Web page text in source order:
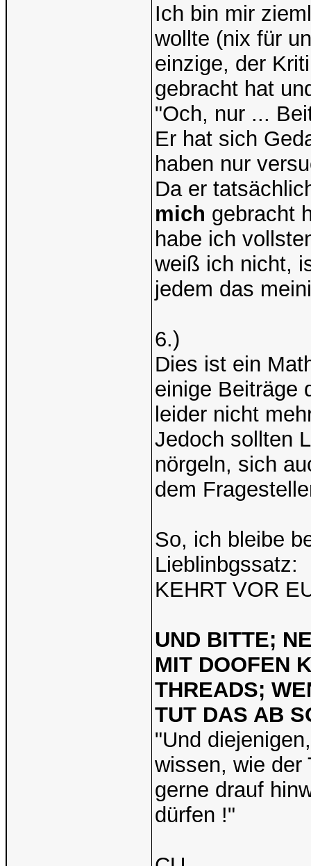
Ich bin mir
wollte (nix für
einzige, der
gebracht hat
"Och, nur ...
Er hat sich
haben nur
Da er
mich gebracht
habe ich
weiß ich nicht,
jedem das
6.)
Dies ist ein
einige Beiträge
leider nicht
Jedoch sollten
nörgeln, sich
dem
So, ich bleibe
Lieblinbgssatz:
KEHRT VOR
UND BITTE;
MIT DOOFEN
THREADS;
TUT DAS AB
"Und
wissen, wie der
gerne drauf
dürfen !"